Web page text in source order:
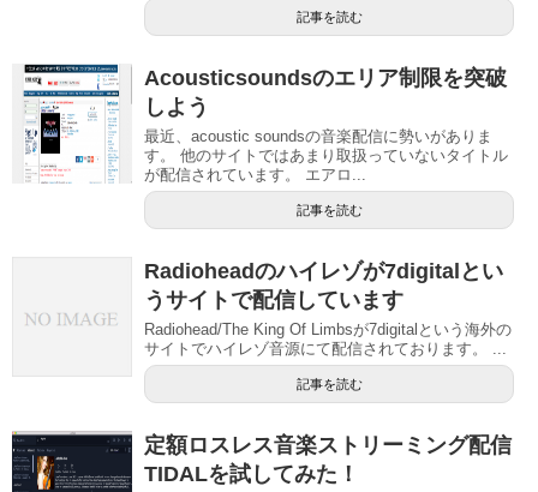
記事を読む
Acousticsoundsのエリア制限を突破
しよう
最近、acoustic soundsの音楽配信に勢いがありま
す。 他のサイトではあまり取扱っていないタイトル
が配信されています。 エアロ...
記事を読む
Radioheadのハイレゾが7digitalとい
うサイトで配信しています
Radiohead/The King Of Limbsが7digitalという海外の
サイトでハイレゾ音源にて配信されております。 ...
記事を読む
定額ロスレス音楽ストリーミング配信
TIDALを試してみた！